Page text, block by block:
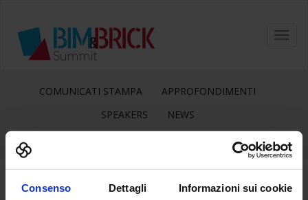
Consenso Dettagli Informazioni sui cookie
COMUNICATI STAMPA
APPROFONDIMENTI
SPEAKERS
NEWS